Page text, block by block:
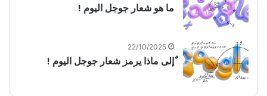
ما هو شعار جوجل اليوم !
22/10/2025
ٌإلى ماذا يرمز شعار جوجل اليوم !